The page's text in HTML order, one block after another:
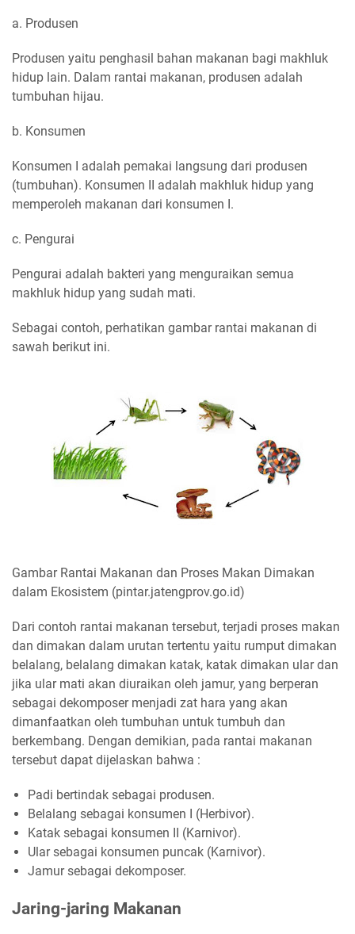
a. Produsen
Produsen yaitu penghasil bahan makanan bagi makhluk
hidup lain. Dalam rantai makanan, produsen adalah
tumbuhan hijau.
b. Konsumen
Konsumen I adalah pemakai langsung dari produsen
(tumbuhan). Konsumen II adalah makhluk hidup yang
memperoleh makanan dari konsumen I.
c. Pengurai
Pengurai adalah bakteri yang menguraikan semua
makhluk hidup yang sudah mati.
Sebagai contoh, perhatikan gambar rantai makanan di
sawah berikut ini.
Gambar Rantai Makanan dan Proses Makan Dimakan
dalam Ekosistem (pintar.jatengprov.go.id)
Dari contoh rantai makanan tersebut, terjadi proses makan
dan dimakan dalam urutan tertentu yaitu rumput dimakan
belalang, belalang dimakan katak, katak dimakan ular dan
jika ular mati akan diuraikan oleh jamur, yang berperan
sebagai dekomposer menjadi zat hara yang akan
dimanfaatkan oleh tumbuhan untuk tumbuh dan
berkembang. Dengan demikian, pada rantai makanan
tersebut dapat dijelaskan bahwa :
Padi bertindak sebagai produsen.
Belalang sebagai konsumen I (Herbivor).
Katak sebagai konsumen II (Karnivor).
Ular sebagai konsumen puncak (Karnivor).
Jamur sebagai dekomposer.
Jaring-jaring Makanan